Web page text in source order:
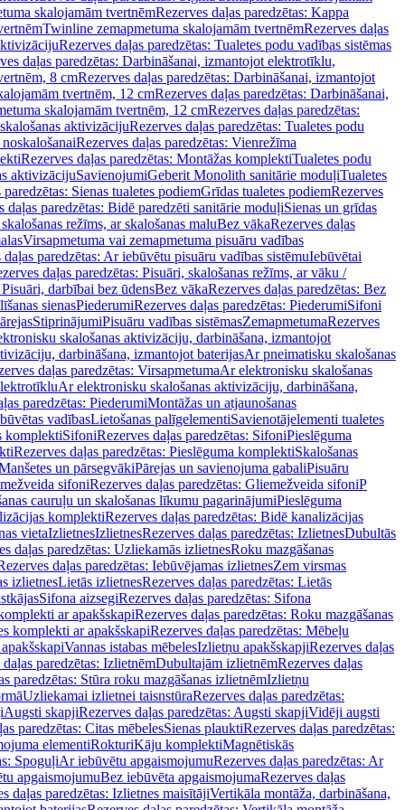
skalojamām tvertnēmRezerves daļas paredzētas: Kappa
Twinline zemapmetuma skalojamām tvertnēmRezerves daļas
Rezerves daļas paredzētas: Tualetes podu vadības sistēmas
daļas paredzētas: Darbināšanai, izmantojot elektrotīklu,
8 cmRezerves daļas paredzētas: Darbināšanai, izmantojot
tvertnēm, 12 cmRezerves daļas paredzētas: Darbināšanai,
skalojamām tvertnēm, 12 cmRezerves daļas paredzētas:
aktivizācijuRezerves daļas paredzētas: Tualetes podu
Rezerves daļas paredzētas: Vienrežīma
Rezerves daļas paredzētas: Montāžas komplektiTualetes podu
aktivizācijuSavienojumiGeberit Monolith sanitārie moduļiTualetes
paredzētas: Sienas tualetes podiemGrīdas tualetes podiemRezerves
daļas paredzētas: Bidē paredzēti sanitārie moduļiSienas un grīdas
režīms, ar skalošanas maluBez vākaRezerves daļas
Virsapmetuma vai zemapmetuma pisuāru vadības
daļas paredzētas: Ar iebūvētu pisuāru vadības sistēmuIebūvētai
daļas paredzētas: Pisuāri, skalošanas režīms, ar vāku /
darbībai bez ūdensBez vākaRezerves daļas paredzētas: Bez
sienasPiederumiRezerves daļas paredzētas: PiederumiSifoni
StiprinājumiPisuāru vadības sistēmasZemapmetumaRezerves
skalošanas aktivizāciju, darbināšana, izmantojot
darbināšana, izmantojot baterijasAr pneimatisku skalošanas
daļas paredzētas: VirsapmetumaAr elektronisku skalošanas
Ar elektronisku skalošanas aktivizāciju, darbināšana,
paredzētas: PiederumiMontāžas un atjaunošanas
vadībasLietošanas palīgelementiSavienotājelementi tualetes
komplektiSifoniRezerves daļas paredzētas: SifoniPieslēguma
Rezerves daļas paredzētas: Pieslēguma komplektiSkalošanas
un pārsegvākiPārejas un savienojuma gabaliPisuāru
sifoniRezerves daļas paredzētas: Gliemežveida sifoniP
cauruļu un skalošanas līkumu pagarinājumiPieslēguma
komplektiRezerves daļas paredzētas: Bidē kanalizācijas
vietaIzlietnesIzlietnesRezerves daļas paredzētas: IzlietnesDubultās
daļas paredzētas: Uzliekamās izlietnesRoku mazgāšanas
daļas paredzētas: Iebūvējamas izlietnesZem virsmas
izlietnesLietās izlietnesRezerves daļas paredzētas: Lietās
Sifona aizsegiRezerves daļas paredzētas: Sifona
ar apakšskapiRezerves daļas paredzētas: Roku mazgāšanas
komplekti ar apakšskapiRezerves daļas paredzētas: Mēbeļu
Vannas istabas mēbelesIzlietņu apakšskapjiRezerves daļas
daļas paredzētas: IzlietnēmDubultajām izlietnēmRezerves daļas
paredzētas: Stūra roku mazgāšanas izlietnēmIzlietņu
Uzliekamai izlietnei taisnstūraRezerves daļas paredzētas:
Augsti skapjiRezerves daļas paredzētas: Augsti skapjiVidēji augsti
paredzētas: Citas mēbelesSienas plauktiRezerves daļas paredzētas:
elementiRokturiKāju komplektiMagnētiskās
SpoguļiAr iebūvētu apgaismojumuRezerves daļas paredzētas: Ar
apgaismojumuBez iebūvēta apgaismojumaRezerves daļas
daļas paredzētas: Izlietnes maisītājiVertikāla montāža, darbināšana,